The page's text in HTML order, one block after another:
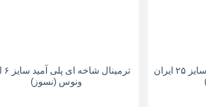
ترمینال شاخه ای پلی آمید سایز ۲۵ ایران
ونوس (نسوز)